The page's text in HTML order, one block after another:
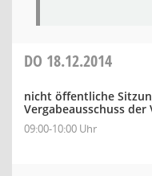
DO 18.12.2014
nicht öffentliche
Vergabeausschuss der
09:00-10:00 Uhr